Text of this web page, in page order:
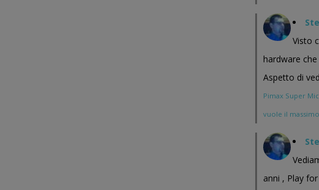
Visto
hardware
Aspetto di
Pimax Super
vuole il massimo
anni , Play